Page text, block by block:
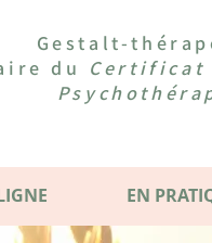
Gestalt-
du Certificat
EN